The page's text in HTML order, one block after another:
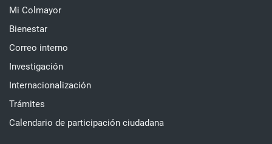
Mi Colmayor
Bienestar
Correo interno
Investigación
Internacionalización
Trámites
Calendario de participación ciudadana